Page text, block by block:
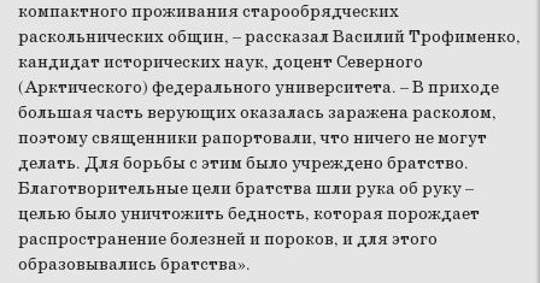
компактного проживания старообрядческих
раскольнических общин, – рассказал Василий Трофименко,
кандидат исторических наук, доцент Северного
(Арктического) федерального университета. – В приходе
большая часть верующих оказалась заражена расколом,
поэтому священники рапортовали, что ничего не могут
делать. Для борьбы с этим было учреждено братство.
Благотворительные цели братства шли рука об руку –
целью было уничтожить бедность, которая порождает
распространение болезней и пороков, и для этого
образовывались братства».